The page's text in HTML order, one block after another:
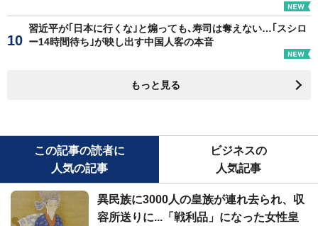
習近平が｢日本に行くな｣と煽っても､寿司は奪えない…｢スシロ
ー14時間待ち｣が映し出す中国人客の本音
もっと見る
この記事の読者に
人気の記事
ビジネスの
人気記事
異民族に3000人の皇族が連れ去られ、収
容所送りに...「戦利品」になった女性皇